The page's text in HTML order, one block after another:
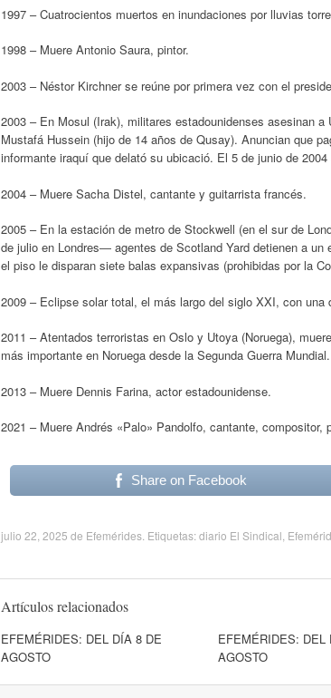
1997 – Cuatrocientos muertos en inundaciones por lluvias
1998 – Muere Antonio Saura, pintor.
2003 – Néstor Kirchner se reúne por primera vez con el
2003 – En Mosul (Irak), militares estadounidenses asesinan
Mustafá Hussein (hijo de 14 años de Qusay). Anuncian que
informante iraquí que delató su ubicació. El 5 de junio de
2004 – Muere Sacha Distel, cantante y guitarrista francés.
2005 – En la estación de metro de Stockwell (en el sur de
de julio en Londres― agentes de Scotland Yard detienen a
el piso le disparan siete balas expansivas (prohibidas por la
2009 – Eclipse solar total, el más largo del siglo XXI, con una
2011 – Atentados terroristas en Oslo y Utoya (Noruega),
más importante en Noruega desde la Segunda Guerra Mundial.
2013 – Muere Dennis Farina, actor estadounidense.
2021 – Muere Andrés «Palo» Pandolfo, cantante, compositor,
Share on Facebook
julio 22, 2025 de Efemérides . Etiquetas:diario El Sindical
Artículos relacionados
EFEMÉRIDES: DEL DÍA 8 DE
AGOSTO
EFEMÉRIDES: DEL
AGOSTO